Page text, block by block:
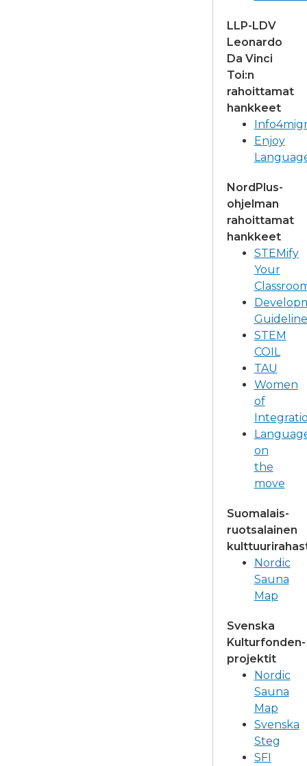
LLP-LDV
Leonardo
Da Vinci
Toi:n
rahoittamat
hankkeet
Enjoy
NordPlus-
ohjelman
rahoittamat
hankkeet
STEMify
Your
STEM
COIL
TAU
Women
of
on
the
move
Suomalais-
ruotsalainen
Nordic
Sauna
Map
Svenska
Kulturfonden-
projektit
Nordic
Sauna
Map
Svenska
Steg
SFI